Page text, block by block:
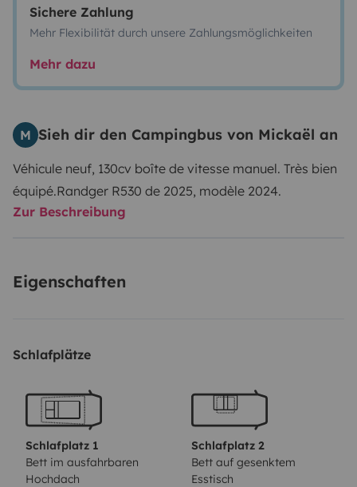
Sichere Zahlung
Mehr Flexibilität durch unsere Zahlungsmöglichkeiten
Mehr dazu
M Sieh dir den Campingbus von Mickaël an
Véhicule neuf, 130cv boîte de vitesse manuel. Très bien
équipé.Randger R530 de 2025, modèle 2024.
Zur Beschreibung
Eigenschaften
Schlafplätze
Schlafplatz 1
Bett im ausfahrbaren
Hochdach
Schlafplatz 2
Bett auf gesenktem
Esstisch